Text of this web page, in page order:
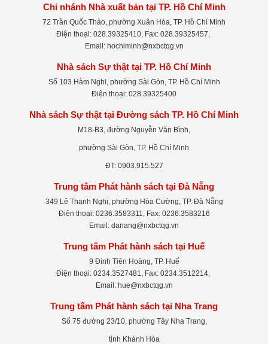
Chi nhánh Nhà xuất bản tại TP. Hồ Chí Minh
72 Trần Quốc Thảo, phường Xuân Hòa, TP. Hồ Chí Minh
Điện thoại: 028.39325410, Fax: 028.39325457,
Email: hochiminh@nxbctqg.vn
Nhà sách Sự thật tại TP. Hồ Chí Minh
Số 103 Hàm Nghi, phường Sài Gòn, TP. Hồ Chí Minh
Điện thoại: 028.39325400
Nhà sách Sự thật tại Đường sách TP. Hồ Chí Minh
M18-B3, đường Nguyễn Văn Bình,
phường Sài Gòn, TP. Hồ Chí Minh
ĐT: 0903.915.527
Trung tâm Phát hành sách tại Đà Nẵng
349 Lê Thanh Nghị, phường Hòa Cường, TP. Đà Nẵng
Điện thoại: 0236.3583311, Fax: 0236.3583216
Email: danang@nxbctqg.vn
Trung tâm Phát hành sách tại Huế
9 Đinh Tiên Hoàng, TP. Huế
Điện thoại: 0234.3527481, Fax: 0234.3512214,
Email: hue@nxbctqg.vn
Trung tâm Phát hành sách tại Nha Trang
Số 75 đường 23/10, phường Tây Nha Trang,
tỉnh Khánh Hòa